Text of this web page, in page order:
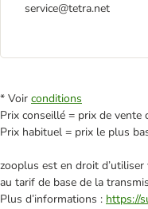
service@tetra.net
* Voir conditions
Prix conseillé = prix de vente
Prix habituel = prix le plus
zooplus est en droit
au tarif de base de la
Plus d’informations : https://